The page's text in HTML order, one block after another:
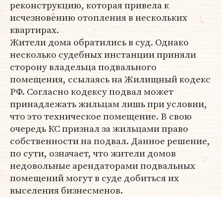
реконструкцию, которая привела к
исчезновению отопления в нескольких
квартирах.
Жители дома обратились в суд. Однако
несколько судебных инстанции приняли
сторону владельца подвального
помещения, ссылаясь на Жилищный кодекс
РФ. Согласно кодексу подвал может
принадлежать жильцам лишь при условии,
что это техническое помещение. В свою
очередь КС признал за жильцами право
собственности на подвал. Данное решение,
по сути, означает, что жители домов
недовольные арендаторами подвальных
помещений могут в суде добиться их
выселения бизнесменов.